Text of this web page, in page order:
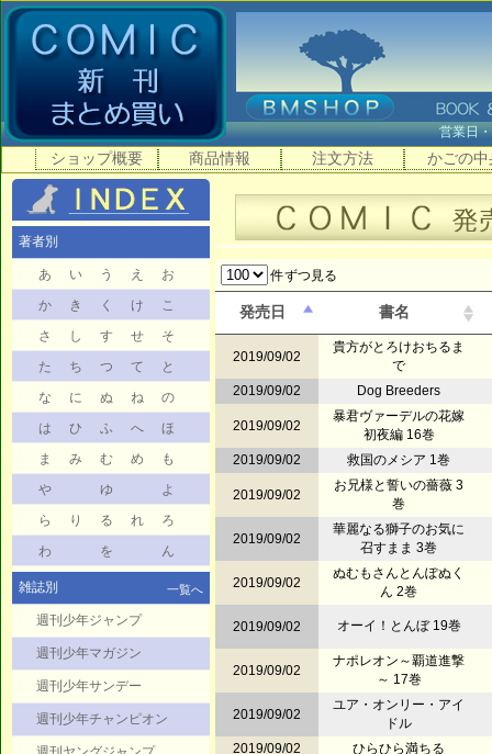
営業
ショップ概要 商品情報 注文方法 かごの中
著者別
あ い う え
お
か
き く け
こ
さ
し す せ
そ
た
ち つ て
と
な
に ぬ ね
の
は
ひ ふ へ
ほ
ま
み む め
も
や
ゆ
よ
ら
り る れ
ろ
わ
を ん
雑誌別 一覧へ
週刊少年ジャンプ
週刊少年マガジン
週刊少年サンデー
週刊少年チャンピオン
件ずつ見る
発売日 書名
2019/09/02
貴方がとろけおちるま
で
2019/09/02
Dog Breeders
2019/09/02
暴君ヴァーデルの花嫁
初夜編 16巻
2019/09/02
救国のメシア 1巻
2019/09/02
お兄様と誓いの薔薇 3
巻
2019/09/02
華麗なる獅子のお気に
召すまま 3巻
2019/09/02
ぬむもさんとんぽぬく
ん 2巻
2019/09/02 オーイ！とんぼ 19巻
2019/09/02
ナポレオン～覇道進撃
～ 17巻
2019/09/02
ユア・オンリー・アイ
ドル
2019/09/02
ひらひら満ちる